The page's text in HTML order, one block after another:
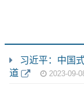
习近平：中国
道
2023-09-